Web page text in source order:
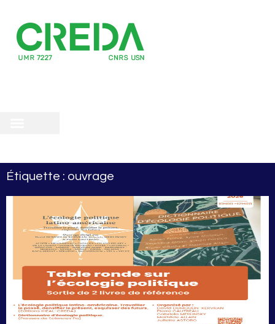
Étiquette : ouvrage